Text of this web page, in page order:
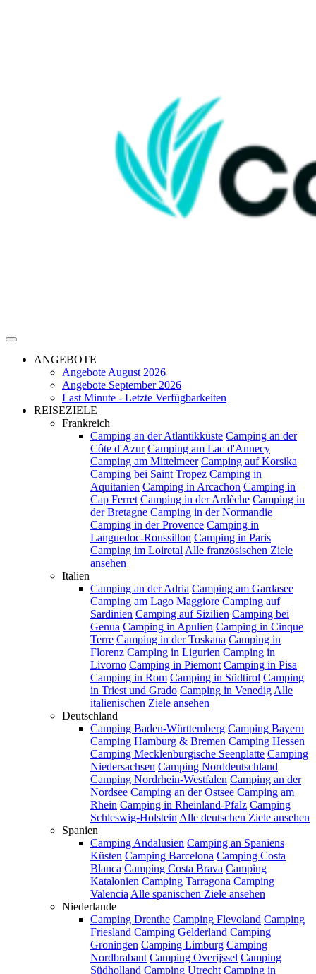
ANGEBOTE
Angebote August 2026
Angebote September 2026
Last Minute - Letzte Verfügbarkeiten
REISEZIELE
Frankreich
Camping an der Atlantikküste Camping an der
Côte d'Azur Camping am Lac d'Annecy
Camping am Mittelmeer Camping auf Korsika
Camping bei Saint Tropez Camping in
Aquitanien Camping in Arcachon Camping in
Cap Ferret Camping in der Ardèche Camping in
der Bretagne Camping in der Normandie
Camping in der Provence Camping in
Languedoc-Roussillon Camping in Paris
Camping im Loiretal Alle französischen Ziele
ansehen
Italien
Camping an der Adria Camping am Gardasee
Camping am Lago Maggiore Camping auf
Sardinien Camping auf Sizilien Camping bei
Genua Camping in Apulien Camping in Cinque
Terre Camping in der Toskana Camping in
Florenz Camping in Ligurien Camping in
Livorno Camping in Piemont Camping in Pisa
Camping in Rom Camping in Südtirol Camping
in Triest und Grado Camping in Venedig Alle
italienischen Ziele ansehen
Deutschland
Camping Baden-Württemberg Camping Bayern
Camping Hamburg & Bremen Camping Hessen
Camping Mecklenburgische Seenplatte Camping
Niedersachsen Camping Norddeutschland
Camping Nordrhein-Westfalen Camping an der
Nordsee Camping an der Ostsee Camping am
Rhein Camping in Rheinland-Pfalz Camping
Schleswig-Holstein Alle deutschen Ziele ansehen
Spanien
Camping Andalusien Camping an Spaniens
Küsten Camping Barcelona Camping Costa
Blanca Camping Costa Brava Camping
Katalonien Camping Tarragona Camping
Valencia Alle spanischen Ziele ansehen
Niederlande
Camping Drenthe Camping Flevoland Camping
Friesland Camping Gelderland Camping
Groningen Camping Limburg Camping
Nordbrabant Camping Overijssel Camping
Südholland Camping Utrecht Camping in